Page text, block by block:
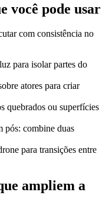
você pode usar
com consistência no
para isolar partes do
atores para criar
quebrados ou superfícies
pós: combine duas
para transições entre
ampliem a